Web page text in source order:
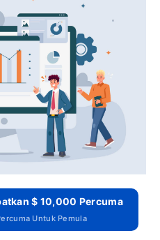
$ 10,000 Percuma
Untuk Pemula